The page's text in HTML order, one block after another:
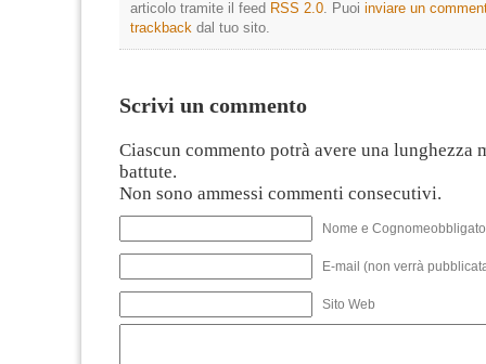
articolo tramite il feed RSS 2.0 . Puoi inviare un
trackback dal tuo sito.
Scrivi un commento
Ciascun commento potrà avere una lunghezza
battute.
Non sono ammessi commenti consecutivi.
Nome e
E-mail (non verrà
Sito Web